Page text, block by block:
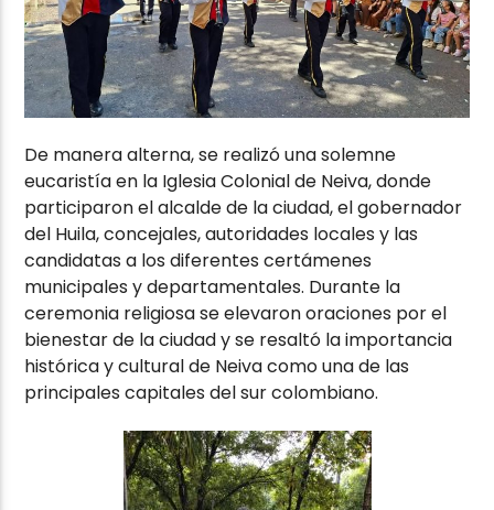
De manera alterna, se realizó una solemne
eucaristía en la Iglesia Colonial de Neiva, donde
participaron el alcalde de la ciudad, el gobernador
del Huila, concejales, autoridades locales y las
candidatas a los diferentes certámenes
municipales y departamentales. Durante la
ceremonia religiosa se elevaron oraciones por el
bienestar de la ciudad y se resaltó la importancia
histórica y cultural de Neiva como una de las
principales capitales del sur colombiano.